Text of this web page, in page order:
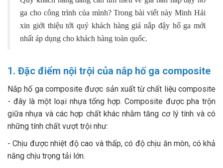
ga cho công trình của mình? Trong bài viết này Minh Hải
xin giới thiệu tới quý khách hàng giá nắp đậy hố ga mới
nhất áp dụng cho khách hàng toàn quốc.
1. Đặc điểm nội trội của nắp hố ga composite
Nắp hố ga composite được sản xuất từ chất liệu composite
- đây là một loại nhựa tổng hợp. Composite được pha trộn
giữa nhựa và các hợp chất khác nhằm tăng cơ lý tính và có
những tính chất vượt trội như:
- Chịu được nhiệt độ cao và thấp, có độ chịu ăn mòn, có khả
năng chịu trọng tải lớn.